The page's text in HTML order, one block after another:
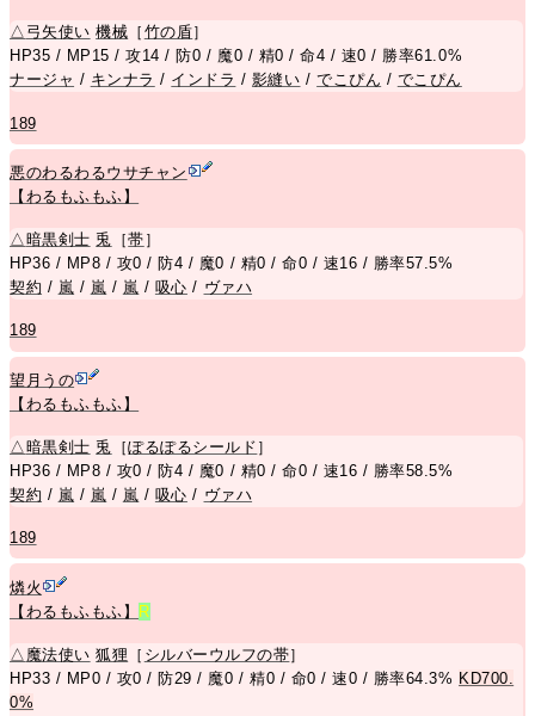
△ 弓矢使い 機械 ［ 竹の盾］
HP35 / MP15 / 攻14 / 防0 / 魔0 / 精0 / 命4 / 速0 / 勝率61.0%
ナージャ / キンナラ / インドラ / 影縫い /でこぴん / でこぴん
189
悪のわるわるウサチャン
【わるもふもふ】
△暗黒剣士 兎 ［帯 ］
HP36 / MP8 / 攻0 / 防4 / 魔0 / 精0 / 命0 / 速16 / 勝率57.5%
契約 / 嵐 / 嵐 / 嵐 / 吸心 / ヴァハ
189
望月うの
【わるもふもふ】
△暗黒剣士 兎 ［ぽるぽるシールド ］
HP36 / MP8 / 攻0 / 防4 / 魔0 / 精0 / 命0 / 速16 / 勝率58.5%
契約 / 嵐 / 嵐 / 嵐 / 吸心 / ヴァハ
189
燐火
【わるもふもふ】
R
△ 魔法使い 狐狸 ［ シルバーウルフの帯］
HP33 / MP0 / 攻0 / 防29 / 魔0 / 精0 / 命0 / 速0 / 勝率64.3% KD700.
0%